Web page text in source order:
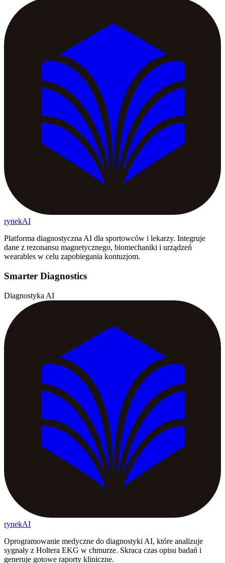
rynekAI
Platforma diagnostyczna AI dla sportowców i lekarzy. Integruje
dane z rezonansu magnetycznego, biomechaniki i urządzeń
wearables w celu zapobiegania kontuzjom.
Smarter Diagnostics
Diagnostyka AI
rynekAI
Oprogramowanie medyczne do diagnostyki AI, które analizuje
sygnały z Holtera EKG w chmurze. Skraca czas opisu badań i
generuje gotowe raporty kliniczne.